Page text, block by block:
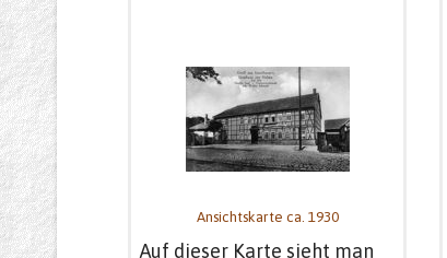
Ansichtskarte ca. 1930
Auf dieser Karte sieht man